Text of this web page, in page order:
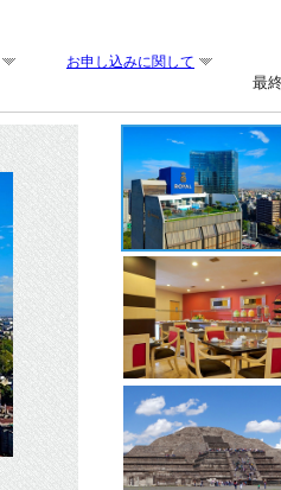
お申し込みに関して
最